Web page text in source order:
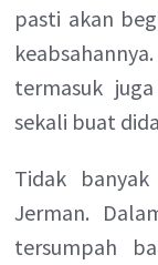
pasti akan
termasuk
sekali buat
Tidak
Jerman.
tersumpah